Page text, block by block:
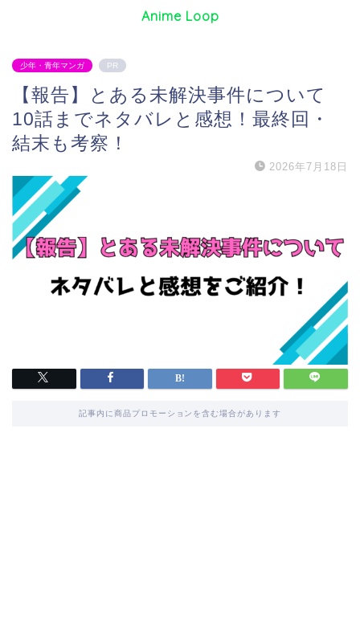
Anime Loop
少年・青年マンガ PR
【報告】とある未解決事件について
10話までネタバレと感想！最終回・
結末も考察！
2026年7月18日
記事内に商品プロモーションを含む場合があります